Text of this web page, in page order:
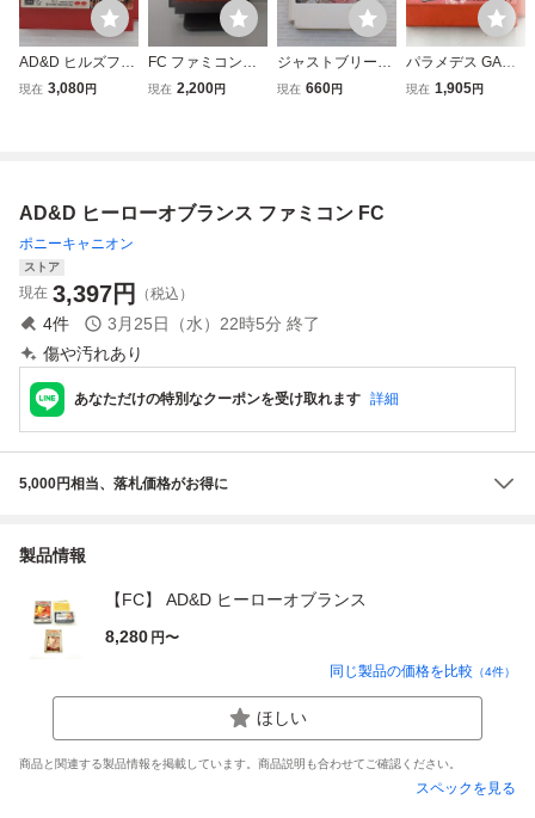
AD&D ヒルズファ
ー ファミコン FC
現在 3,080円
FC ファミコンソ
フト タイムズ オ
現在 2,200円
ジャストブリード
ファミコン FC
現在 660円
パラメデス GAMJI
07 ファミコン
現在 1,905円
AD&D ヒーローオブランス ファミコン FC
ポニーキャニオン
ストア
現在 3,397円 （税込）
4件 3月25日（水）22時5分 終了
傷や汚れあり
あなただけの特別なクーポンを受け取れます 詳細
5,000円相当、落札価格がお得に
製品情報
【FC】 AD&D ヒーローオブランス
8,280 円〜
同じ製品の価格を比較 （4件）
ほしい
商品と関連する製品情報を掲載しています。商品説明も合わせてご確認ください。
スペックを見る